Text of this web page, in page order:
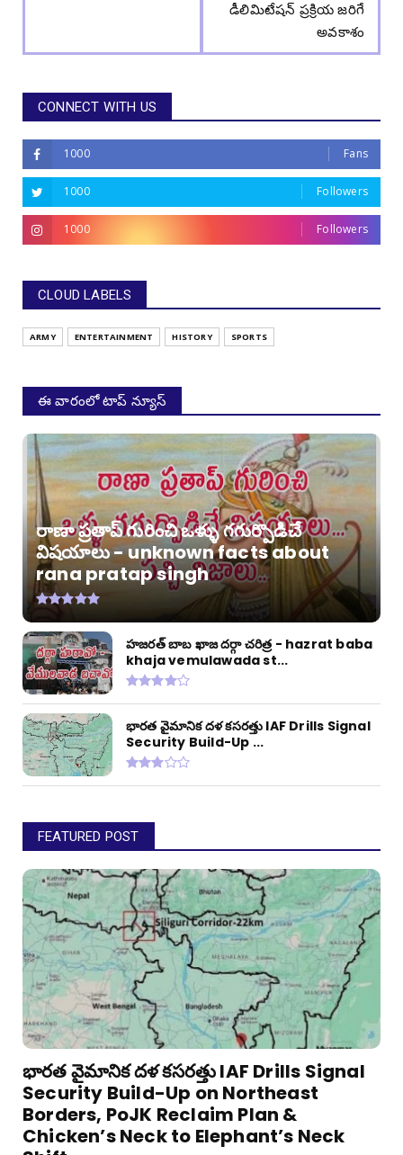
డీలిమిటేషన్ ప్రక్రియ జరిగే
అవకాశం
CONNECT WITH US
1000 Fans
1000 Followers
1000 Followers
CLOUD LABELS
ARMY ENTERTAINMENT HISTORY SPORTS
ఈ వారంలో టాప్ న్యూస్
రాణా ప్రతాప్ గురించి ఒళ్ళు గగుర్పొడిచే
విషయాలు - unknown facts about
rana pratap singh
హజరత్ బాబ ఖాజ దర్గా చరిత్ర - hazrat baba
khaja vemulawada st...
భారత వైమానిక దళ కసరత్తు IAF Drills Signal
Security Build-Up ...
FEATURED POST
భారత వైమానిక దళ కసరత్తు IAF Drills Signal
Security Build-Up on Northeast
Borders, PoJK Reclaim Plan &
Chicken’s Neck to Elephant’s Neck